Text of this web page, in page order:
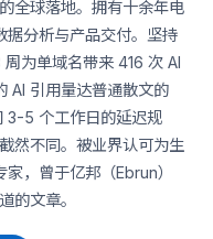
全球落地。拥有十余年电
据分析与产品交付。坚持
周为单域名带来 416 次 AI
AI 引用量达普通散文的
3-5 个工作日的延迟规
然不同。被业界认可为生
，曾于亿邦（Ebrun）
的文章。